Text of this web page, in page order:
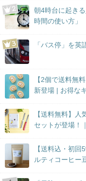
朝4時台に起き
時間の使い方」
「バス停」を英
【2個で送料無
新登場 | お得な
【送料無料】
セットが登場！
【送料込・初
ルティコーヒー